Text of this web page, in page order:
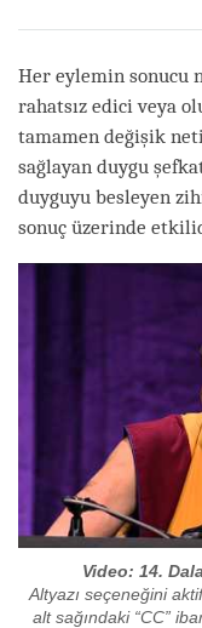
Her eylemin sonucu
rahatsız edici veya
tamamen değişik
sağlayan duygu
duyguyu besleyen
sonuç üzerinde
Video: 14.
Altyazı seçeneğini
alt sağındaki “CC”